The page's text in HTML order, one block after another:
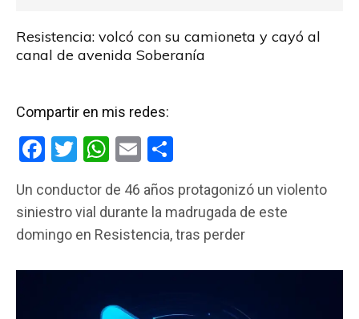
Resistencia: volcó con su camioneta y cayó al
canal de avenida Soberanía
Compartir en mis redes:
F
ce
b
o
o
T
tt
er
W
at
s
p
p
E
ail m
p
tir
Un conductor de 46 años protagonizó un violento
siniestro vial durante la madrugada de este
domingo en Resistencia, tras perder